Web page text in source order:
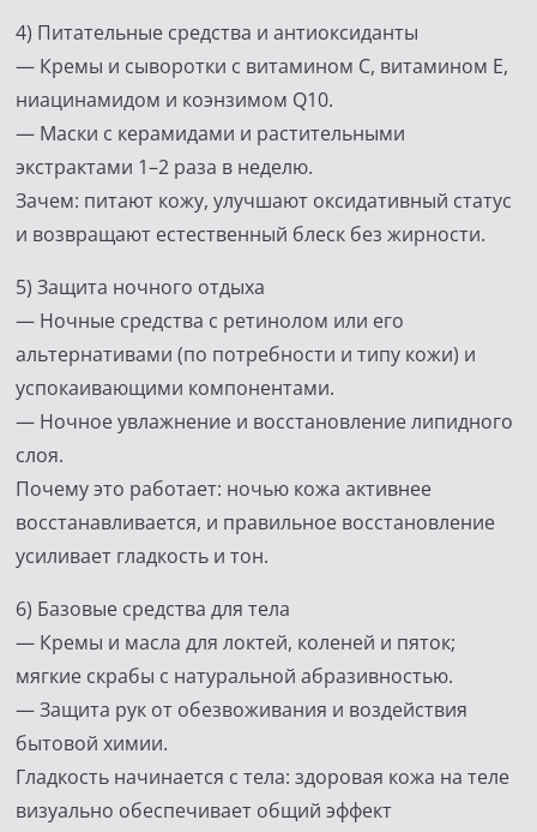
4) Питательные средства и антиоксиданты
— Кремы и сыворотки с витамином C, витамином E,
ниацинамидом и коэнзимом Q10.
— Маски с керамидами и растительными
экстрактами 1–2 раза в неделю.
Зачем: питают кожу, улучшают оксидативный статус
и возвращают естественный блеск без жирности.
5) Защита ночного отдыха
— Ночные средства с ретинолом или его
альтернативами (по потребности и типу кожи) и
успокаивающими компонентами.
— Ночное увлажнение и восстановление липидного
слоя.
Почему это работает: ночью кожа активнее
восстанавливается, и правильное восстановление
усиливает гладкость и тон.
6) Базовые средства для тела
— Кремы и масла для локтей, коленей и пяток;
мягкие скрабы с натуральной абразивностью.
— Защита рук от обезвоживания и воздействия
бытовой химии.
Гладкость начинается с тела: здоровая кожа на теле
визуально обеспечивает общий эффект